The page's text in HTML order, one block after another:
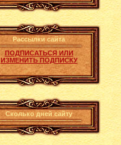
Рассылки сайта
ПОДПИСАТЬСЯ ИЛИ
ИЗМЕНИТЬ ПОДПИСКУ
Сколько дней сайту